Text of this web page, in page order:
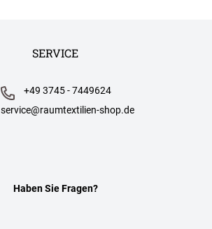
SERVICE
Haben Sie Fragen?
+49 3745 - 7449624
service@raumtextilien-shop.de